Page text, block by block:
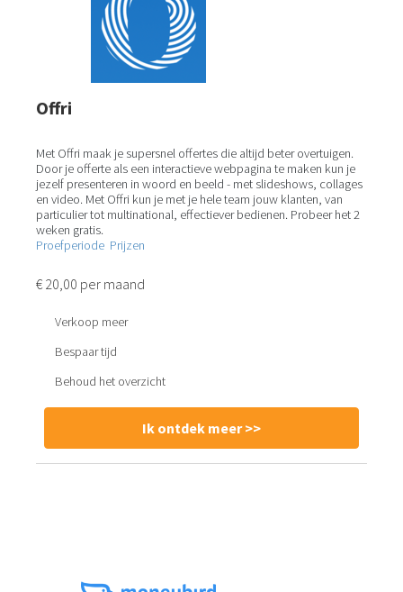
Offri
Met Offri maak je supersnel offertes die altijd beter overtuigen.
Door je offerte als een interactieve webpagina te maken kun je
jezelf presenteren in woord en beeld - met slideshows, collages
en video. Met Offri kun je met je hele team jouw klanten, van
particulier tot multinational, effectiever bedienen. Probeer het 2
weken gratis.
Proefperiode Prijzen
€ 20,00 per maand
Verkoop meer
Bespaar tijd
Behoud het overzicht
Ik ontdek meer >>